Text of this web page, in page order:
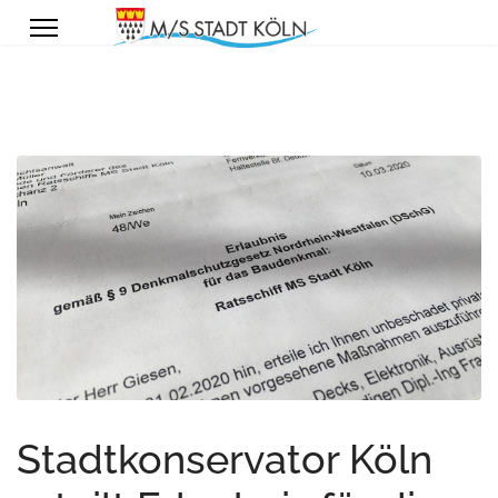
Stadtkonservator Köln